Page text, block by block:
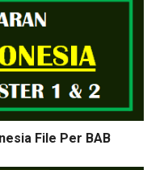
File Per BAB